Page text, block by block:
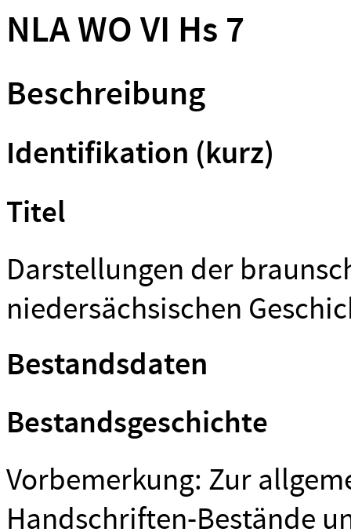
NLA WO VI Hs 7
Beschreibung
Identifikation (kurz)
Titel
Darstellungen der
niedersächsischen
Bestandsdaten
Bestandsgeschichte
Vorbemerkung: Zur
Handschriften-Bestände